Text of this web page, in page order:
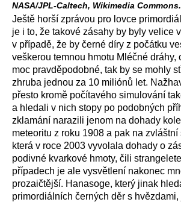
NASA/JPL-Caltech, Wikimedia Commons.
Ještě horší zprávou pro lovce
je i to, že takové zásahy by byly velice
v případě, že by černé díry z počátku
veškerou temnou hmotu Mléčné dráhy,
moc pravděpodobné, tak by se mohly
zhruba jednou za 10 miliónů let.
přesto kromě počítavého simulování
a hledali v nich stopy po podobných
zklamání narazili jenom na dohady
meteoritu z roku 1908 a pak na
která v roce 2003 vyvolala dohady o
podivné kvarkové hmoty, čili
případech je ale vysvětlení nakonec
prozaičtější. Hanasoge, který jinak
primordiálních černých děr s